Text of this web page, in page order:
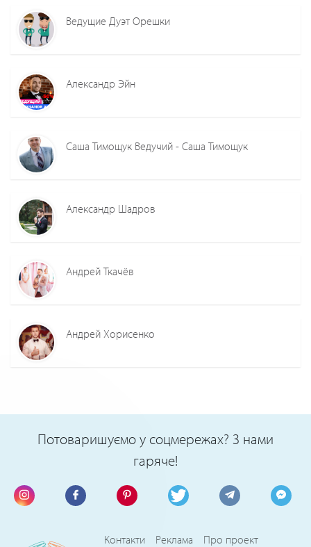
Ведущие Дуэт Орешки
Александр Эйн
Саша Тимощук Ведучий - Саша Тимощук
Александр Шадров
Андрей Ткачёв
Андрей Хорисенко
Потоваришуємо у соцмережах? З нами
гаряче!
Контакти Реклама Про проект